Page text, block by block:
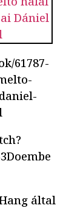
61787-
által